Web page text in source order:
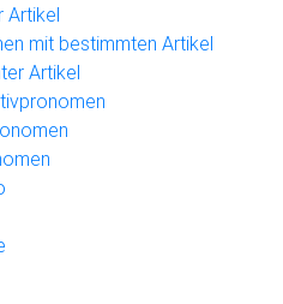
Artikel
mit bestimmten Artikel
Artikel